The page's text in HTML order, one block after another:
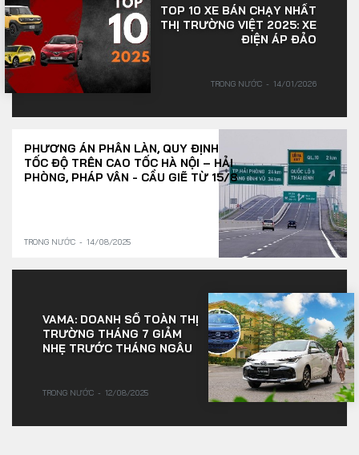
TOP 10 XE BÁN CHẠY NHẤT
THỊ TRƯỜNG VIỆT 2025: XE
ĐIỆN ÁP ĐẢO
TRONG NƯỚC 14/01/2026
PHƯƠNG ÁN PHÂN LÀN, QUY ĐỊNH
TỐC ĐỘ TRÊN CAO TỐC HÀ NỘI – HẢI
PHÒNG, PHÁP VÂN - CẦU GIẼ TỪ 15/8
TRONG NƯỚC 14/08/2025
VAMA: DOANH SỐ TOÀN THỊ
TRƯỜNG THÁNG 7 GIẢM
NHẸ TRƯỚC THÁNG NGÂU
TRONG NƯỚC 12/08/2025